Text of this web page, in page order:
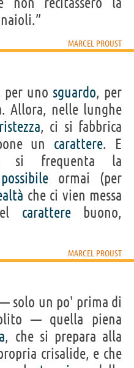
MARCEL PROUST
per uno sguardo, per
Allora, nelle lunghe
, ci si fabbrica
un carattere. E
si frequenta la
ormai (per
che ci vien messa
caratterebuono,
MARCEL PROUST
solo un po' prima di
— quella piena
, che si prepara alla
crisalide, e che